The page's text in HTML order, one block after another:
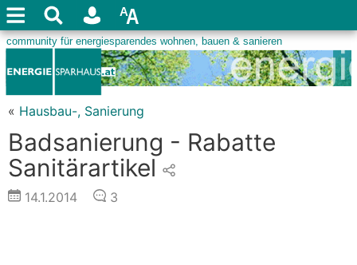
« Hausbau-, Sanierung
Badsanierung - Rabatte
Sanitärartikel
14.1.2014 3